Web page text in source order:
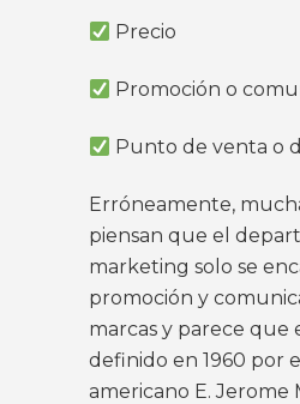
Precio
Promoción o
Punto de venta o
Erróneamente,
piensan que el
marketing solo se
promoción y
marcas y parece que
definido en 1960 por
americano E. Jerome